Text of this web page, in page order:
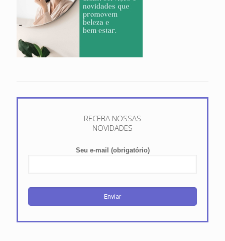
RECEBA NOSSAS
NOVIDADES
Seu e-mail (obrigatório)